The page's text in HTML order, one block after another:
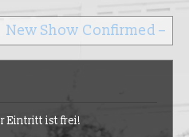
New Show Confirmed –
Eintritt ist frei!